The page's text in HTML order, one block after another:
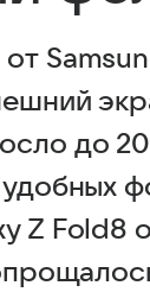
до
Z Fold8